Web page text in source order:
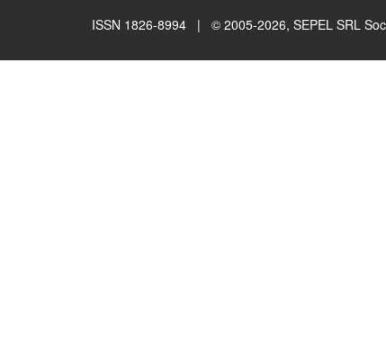
ISSN 1826-8994 | © 2005-2026, SEPEL SRL